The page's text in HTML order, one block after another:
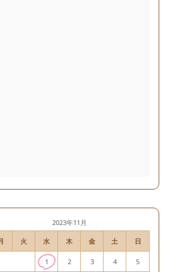
2023年11月
火 水 木 金 土 日
1 2 3 4 5